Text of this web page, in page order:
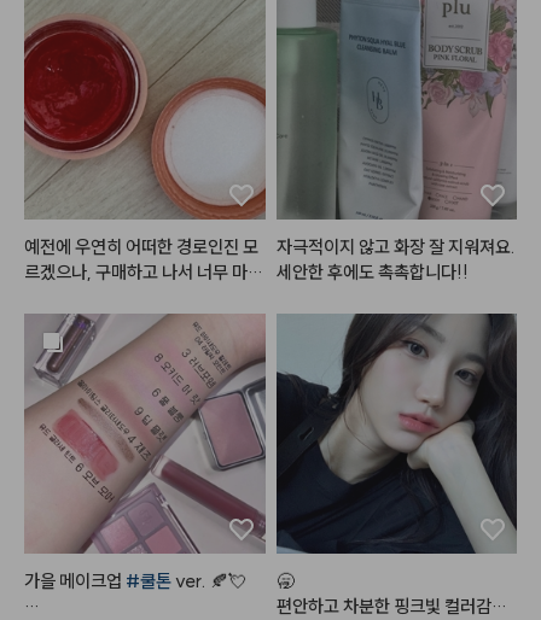
손톱으로 긁을 순 없고, 손끝으로
감으면 씻는 거라 씻는 느낌은 나
는데 깨끗하게 씻기는 느낌인지 찝
찝한 거는 있었음
근데 이거 처음 써보고 극락을 느낀
씻을 때도 시원한데 씻고나서 차가
운 바람으로 말리면
두피 모공 까지 바람 타고 들어오는
손잡이가 없어서 아쉽진 않을까 했
는데, 오히려 손 안에 들어가서 더
좋음.
손잡이 있었으면 오히려 손잡이에
머리 더 엉켰을지도 모르겠다 싶은
괜히 기우쌤이 만든 제품이 아니겠
다 싶었음
예전에 우연히 어떠한 경로인진 모
르겠으나, 구매하고 나서 너무 마음
있습니다~! 발색이 진짜이쁘고 광
택이 미쳤어요~~~~! 아무래도
립글로즈다보니 커피마시거나 그
럴땐 묻어남이 어쩔수없이 있습니
다만, 그걸 커버할 만큼 너무 이쁜
색상과 광택입니다~! 이거 바르고
직장에 갔을때 다른 여성분께서 립
이 너무 이쁘다고~! 알려달라고 할
정도였어요~~~! 코랄 좋아하시
는 분이 홍시밤 사시면 맘에 안들어
할 사람 없을듯 하네요 ~! 완전 추
천합니다~! 다른 색상도 구매해 보
자극적이지 않고 화장 잘 지워져요.
세안한 후에도 촉촉합니다!!
가을 메이크업 #쿨톤 ver. 🍂💘
🥱
편안하고 차분한 핑크빛 컬러감으